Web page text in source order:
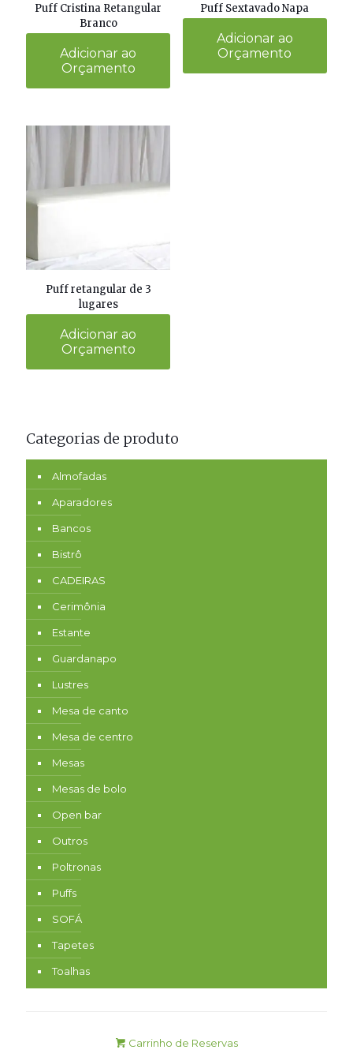
Puff Cristina Retangular
Branco
Adicionar ao
Orçamento
Puff Sextavado Napa
Adicionar ao
Orçamento
Puff retangular de 3
lugares
Adicionar ao
Orçamento
Categorias de produto
Almofadas
Aparadores
Bancos
Bistrô
CADEIRAS
Cerimônia
Estante
Guardanapo
Lustres
Mesa de canto
Mesa de centro
Mesas
Mesas de bolo
Open bar
Outros
Poltronas
Puffs
SOFÁ
Tapetes
Toalhas
Carrinho de Reservas